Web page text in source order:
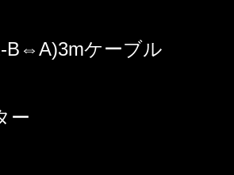
B⇔A)3mケーブル
ー